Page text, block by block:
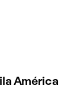
América